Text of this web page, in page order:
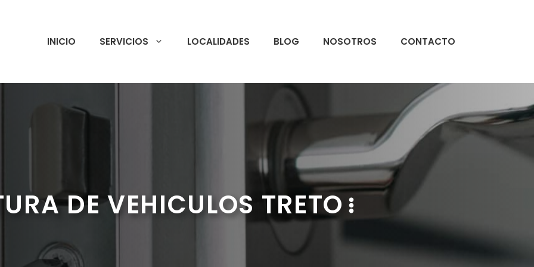
INICIO SERVICIOS LOCALIDADES BLOG NOSOTROS CONTACTO
DE VEHICULOS TRETO